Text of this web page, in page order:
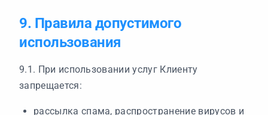
9. Правила допустимого
использования
9.1. При использовании услуг Клиенту
запрещается:
рассылка спама, распространение вирусов и